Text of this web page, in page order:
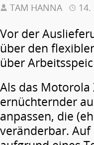
TAM HANNA 14.
Vor der
über den
über
Als das Motorola
ernüchternder
anpassen, die
veränderbar.